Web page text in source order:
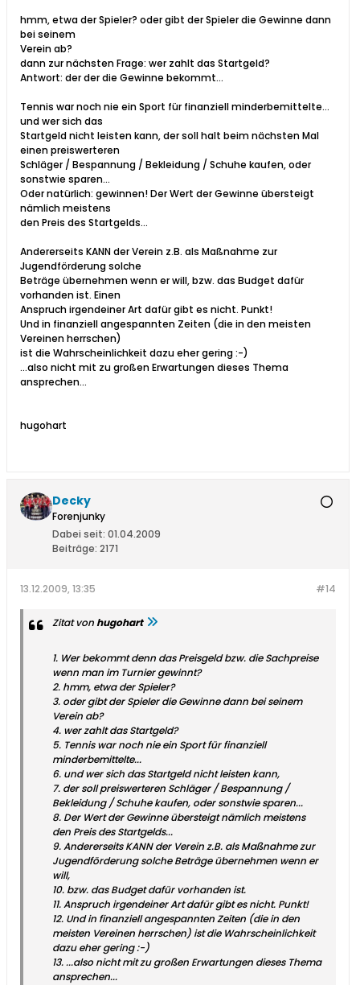
hmm, etwa der Spieler? oder gibt der Spieler die Gewinne dann
bei seinem
Verein ab?
dann zur nächsten Frage: wer zahlt das Startgeld?
Antwort: der der die Gewinne bekommt...
Tennis war noch nie ein Sport für finanziell minderbemittelte...
und wer sich das
Startgeld nicht leisten kann, der soll halt beim nächsten Mal
einen preiswerteren
Schläger / Bespannung / Bekleidung / Schuhe kaufen, oder
sonstwie sparen...
Oder natürlich: gewinnen! Der Wert der Gewinne übersteigt
nämlich meistens
den Preis des Startgelds...
Andererseits KANN der Verein z.B. als Maßnahme zur
Jugendförderung solche
Beträge übernehmen wenn er will, bzw. das Budget dafür
vorhanden ist. Einen
Anspruch irgendeiner Art dafür gibt es nicht. Punkt!
Und in finanziell angespannten Zeiten (die in den meisten
Vereinen herrschen)
ist die Wahrscheinlichkeit dazu eher gering :-)
...also nicht mit zu großen Erwartungen dieses Thema
ansprechen...
hugohart
Decky
Forenjunky
Dabei seit: 01.04.2009
Beiträge: 2171
#14
13.12.2009, 13:35
Zitat vonhugohart
1. Wer bekommt denn das Preisgeld bzw. die Sachpreise
wenn man im Turnier gewinnt?
2. hmm, etwa der Spieler?
3. oder gibt der Spieler die Gewinne dann bei seinem
Verein ab?
4. wer zahlt das Startgeld?
5. Tennis war noch nie ein Sport für finanziell
minderbemittelte...
6. und wer sich das Startgeld nicht leisten kann,
7. der soll preiswerteren Schläger / Bespannung /
Bekleidung / Schuhe kaufen, oder sonstwie sparen...
8. Der Wert der Gewinne übersteigt nämlich meistens
den Preis des Startgelds...
9. Andererseits KANN der Verein z.B. als Maßnahme zur
Jugendförderung solche Beträge übernehmen wenn er
will,
10. bzw. das Budget dafür vorhanden ist.
11. Anspruch irgendeiner Art dafür gibt es nicht. Punkt!
12. Und in finanziell angespannten Zeiten (die in den
meisten Vereinen herrschen) ist die Wahrscheinlichkeit
dazu eher gering :-)
13. ...also nicht mit zu großen Erwartungen dieses Thema
ansprechen...